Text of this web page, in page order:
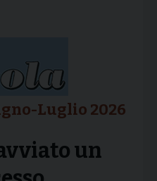
Luglio 2026
un